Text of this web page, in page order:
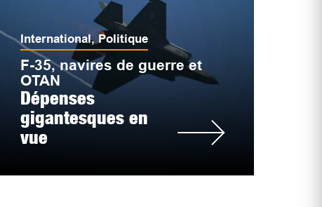
International,Politique
F-35, navires de guerre et
OTAN
Dépenses
gigantesques en
vue